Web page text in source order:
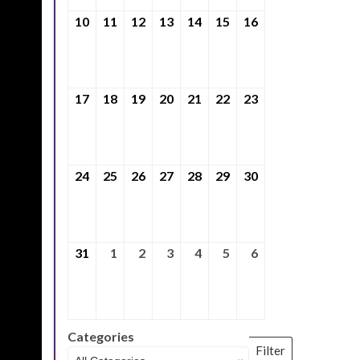
10 10th Αύγουστος 2026
11 11th Αύγουστος 2026
12 12th Αύγουστος 2026
13 13th Αύγουστος 2026
14 14th Αύγουστος 2026
15 15th Αύγουστος 2026
16
17 17th Αύγουστος 2026
18 18th Αύγουστος 2026
19 19th Αύγουστος 2026
20 20th Αύγουστος 2026
21 21st Αύγουστος 2026
22 22nd Αύγουστος 2026
23
24 24th Αύγουστος 2026
25 25th Αύγουστος 2026
26 26th Αύγουστος 2026
27 27th Αύγουστος 2026
28 28th Αύγουστος 2026
29 29th Αύγουστος 2026
30
31 31st Αύγουστος 2026
1 1st Σεπτέμβριος 2026
2 2nd Σεπτέμβριος 2026
3 3rd Σεπτέμβριος 2026
4 4th Σεπτέμβριος 2026
5 5th Σεπτέμβριος 2026
6
Categories
Filter